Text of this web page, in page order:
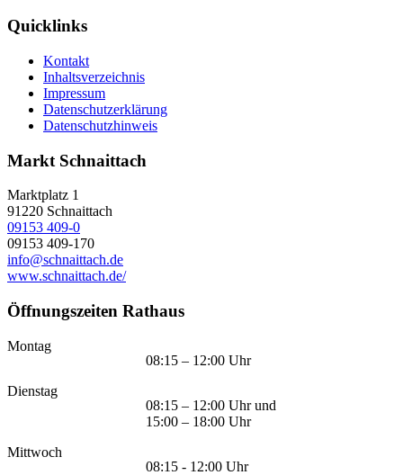
Quicklinks
Kontakt
Inhaltsverzeichnis
Impressum
Datenschutzerklärung
Datenschutzhinweis
Markt Schnaittach
Marktplatz 1
91220 Schnaittach
09153 409-0
09153 409-170
info@schnaittach.de
www.schnaittach.de/
Öffnungszeiten Rathaus
Montag
08:15 – 12:00 Uhr
Dienstag
08:15 – 12:00 Uhr und
15:00 – 18:00 Uhr
Mittwoch
08:15 - 12:00 Uhr